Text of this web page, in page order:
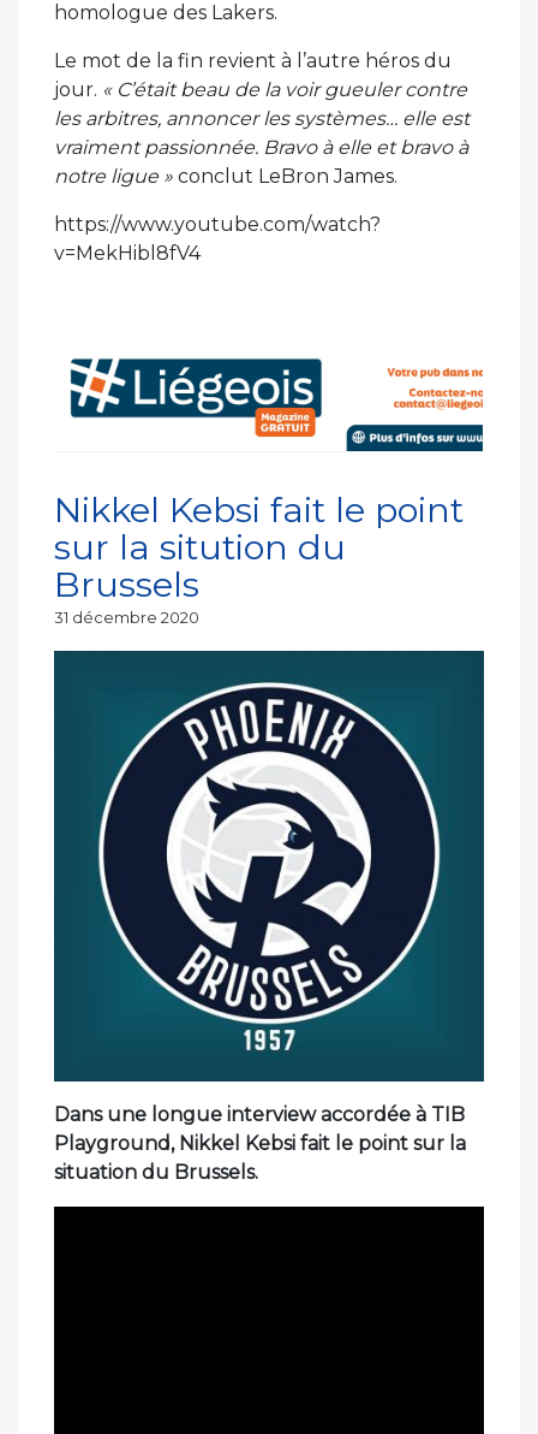
homologue des Lakers.
Le mot de la fin revient à l’autre héros du
jour. « C’était beau de la voir gueuler contre
les arbitres, annoncer les systèmes… elle est
vraiment passionnée. Bravo à elle et bravo à
notre ligue » conclut LeBron James.
https://www.youtube.com/watch?
v=MekHibl8fV4
Nikkel Kebsi fait le point
sur la sitution du
Brussels
Publié
31 décembre 2020
Dans une longue interview accordée à TIB
Playground, Nikkel Kebsi fait le point sur la
situation du Brussels.